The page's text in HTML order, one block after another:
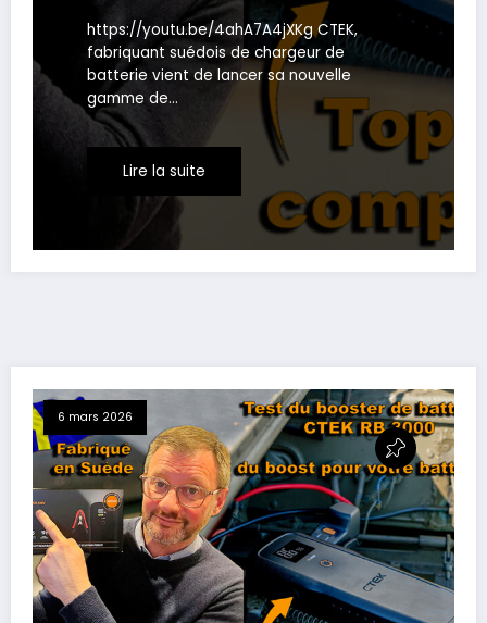
https://youtu.be/4ahA7A4jXKg CTEK,
fabriquant suédois de chargeur de
batterie vient de lancer sa nouvelle
gamme de…
Lire la suite
6 mars 2026